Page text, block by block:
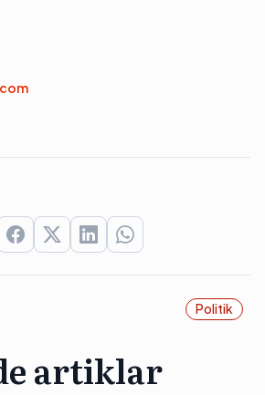
Politik
artiklar